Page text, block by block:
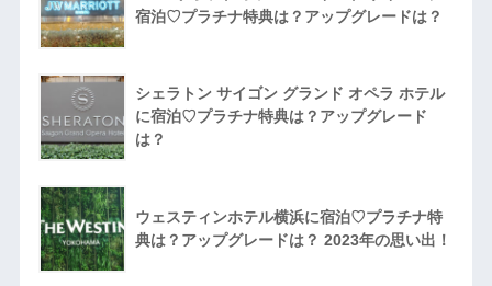
宿泊♡プラチナ特典は？アップグレードは？
シェラトン サイゴン グランド オペラ ホテル
に宿泊♡プラチナ特典は？アップグレード
は？
ウェスティンホテル横浜に宿泊♡プラチナ特
典は？アップグレードは？ 2023年の思い出！